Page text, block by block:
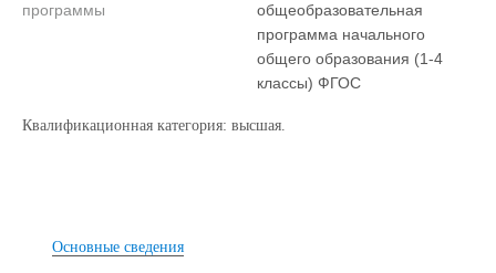
программы
общеобразовательная
программа начального
общего образования (1-4
классы) ФГОС
Квалификационная категория: высшая.
Основные сведения